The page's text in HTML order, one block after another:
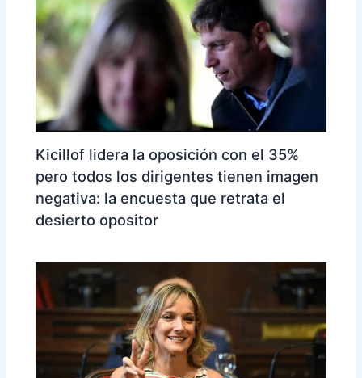
Kicillof lidera la oposición con el 35%
pero todos los dirigentes tienen imagen
negativa: la encuesta que retrata el
desierto opositor